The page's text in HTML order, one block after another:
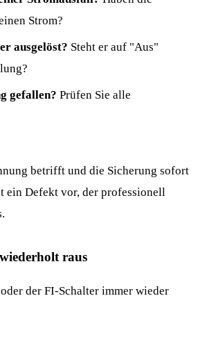
Strom?
ausgelöst? Steht er auf "Aus"
gefallen? Prüfen Sie alle
betrifft und die Sicherung sofort
ein Defekt vor, der professionell
raus
der FI-Schalter immer wieder